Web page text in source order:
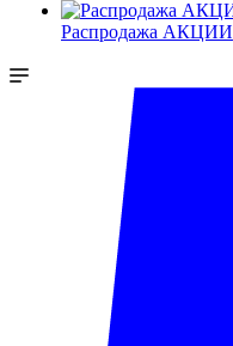
Распродажа АКЦИИ